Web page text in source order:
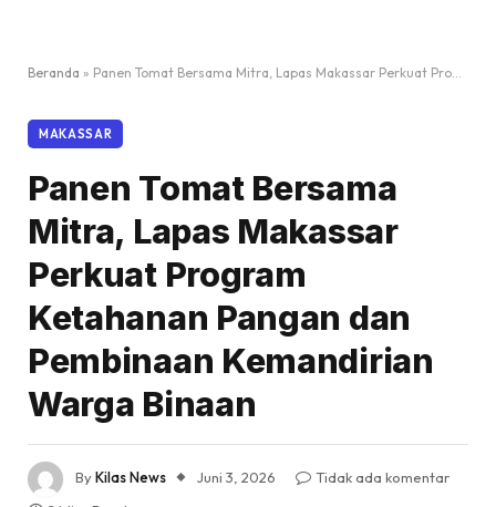
Beranda » Panen Tomat Bersama Mitra, Lapas Makassar Perkuat Program Ketahanan Pangan dan Pembinaan Kemandirian Warga Binaan
MAKASSAR
Panen Tomat Bersama
Mitra, Lapas Makassar
Perkuat Program
Ketahanan Pangan dan
Pembinaan Kemandirian
Warga Binaan
ByKilas News Juni 3, 2026
Tidak ada komentar